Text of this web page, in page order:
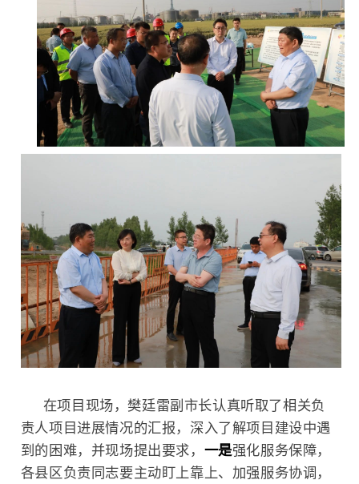
在项目现场，樊廷雷副市长认真听取了相关负
责人项目进展情况的汇报，深入了解项目建设中遇
到的困难，并现场提出要求， 一是强化服务保障，
各县区负责同志要主动盯上靠上、加强服务协调，